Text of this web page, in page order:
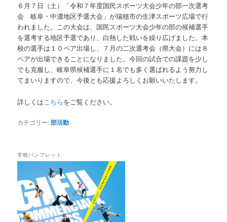
動
６月７日（土）「令和７年度国民スポーツ大会少年の部一次選考
会 岐阜・中濃地区予選大会」が瑞穂市の生津スポーツ広場で行
われました。この大会は、国民スポーツ大会少年の部の候補選手
を選考する地区予選であり、白熱した戦いを繰り広げました。本
校の選手は１０ペア出場し、７月の二次選考会（県大会）には８
ペアが出場できることになりました。今回の試合での課題を少し
でも克服し、岐阜県候補選手に１名でも多く選ばれるよう努力し
てまいりますので、今後とも応援よろしくお願いいたします。
詳しくは こちらをご覧ください。
カテゴリー:部活動
学校パンフレット